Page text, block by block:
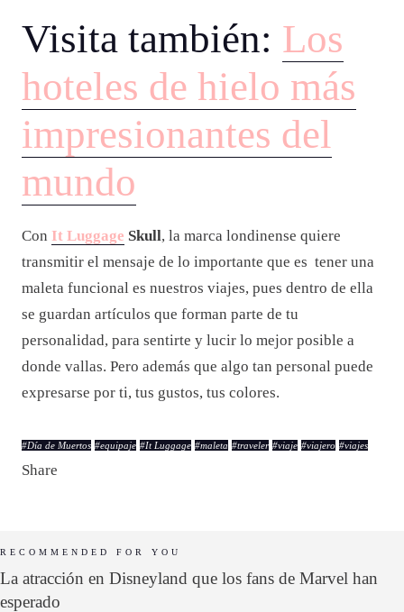
Visita también: Los
hoteles de hielo más
impresionantes del
mundo
Con It Luggage Skull, la marca londinense quiere
transmitir el mensaje de lo importante que es tener una
maleta funcional es nuestros viajes, pues dentro de ella
se guardan artículos que forman parte de tu
personalidad, para sentirte y lucir lo mejor posible a
donde vallas. Pero además que algo tan personal puede
expresarse por ti, tus gustos, tus colores.
#Día de Muertos #equipaje #It Luggage #maleta #traveler #viaje #viajero #viajes
Share
RECOMMENDED FOR YOU
La atracción en Disneyland que los fans de Marvel han
esperado